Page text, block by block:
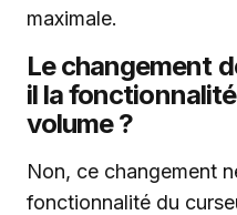
maximale.
Le changement
il la
volume ?
Non, ce changement
fonctionnalité du